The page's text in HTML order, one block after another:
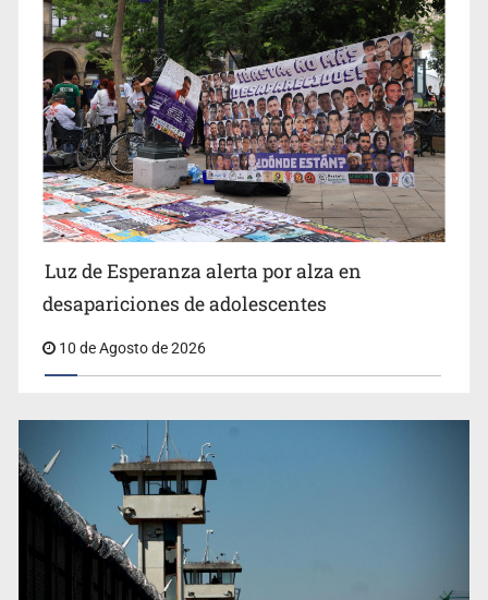
Siapa da aval irregular para concetarse a red
Luz de Esperanza alerta por alza en
desapariciones de adolescentes
10 de Agosto de 2026